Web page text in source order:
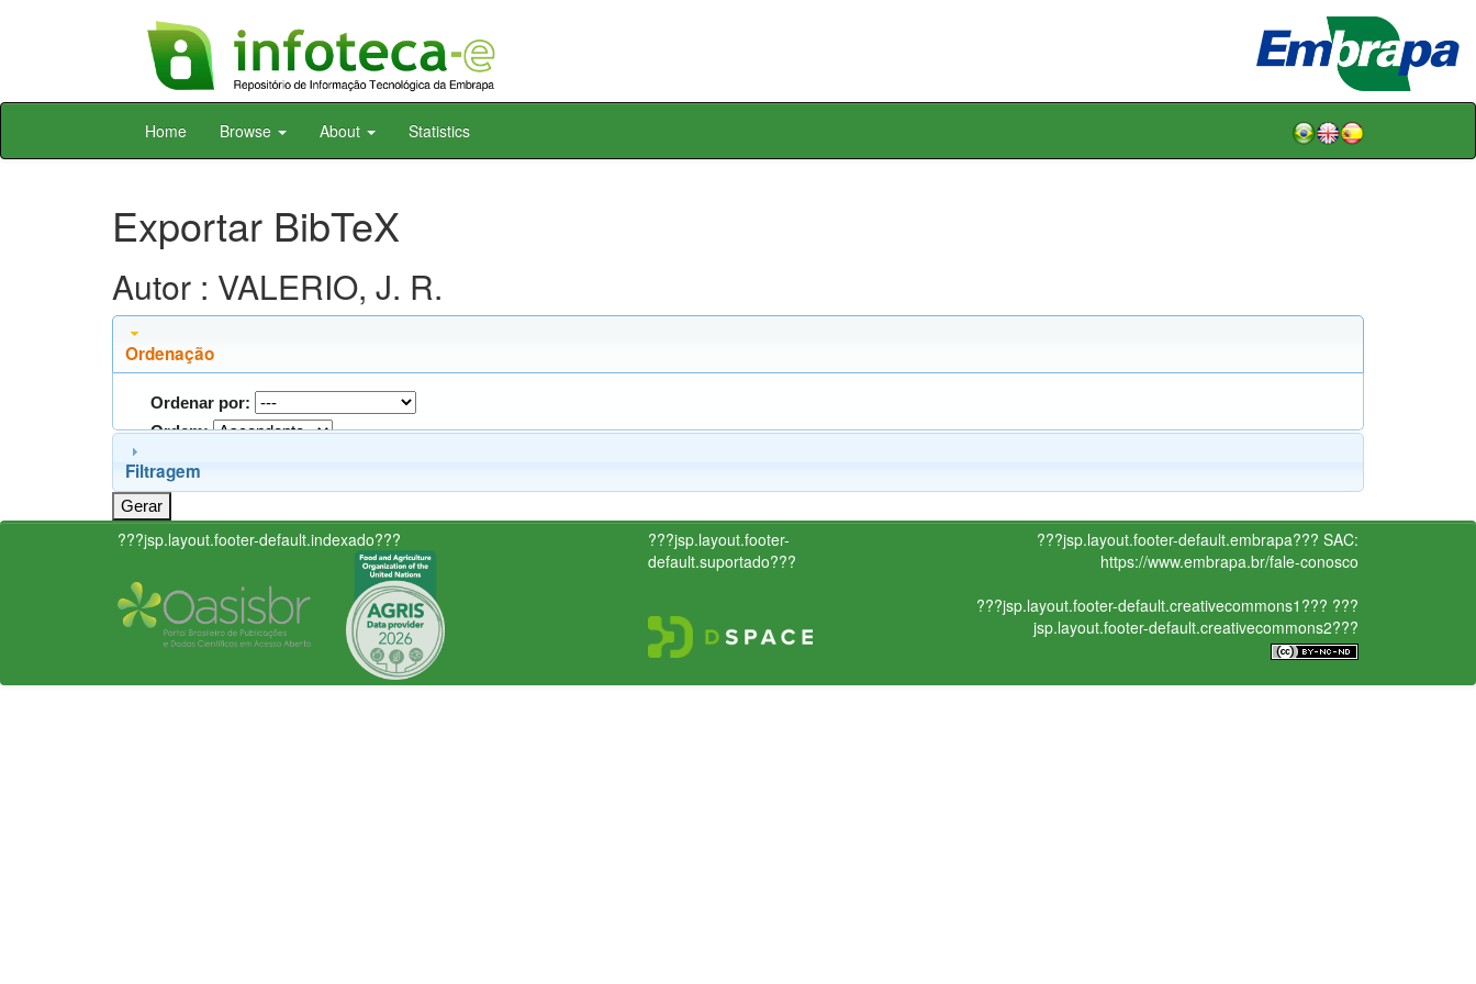
Skip
Home Browse About Statistics
Exportar BibTeX
Autor : VALERIO, J. R.
Ordenação
Ordenar por:
Ordem:
Filtragem
???jsp.layout.footer-default.indexado???
???jsp.layout.footer-
default.suportado???
???jsp.layout.footer-default.embrapa??? SAC:
https://www.embrapa.br/fale-conosco
???jsp.layout.footer-default.creativecommons1??? ???
jsp.layout.footer-default.creativecommons2???